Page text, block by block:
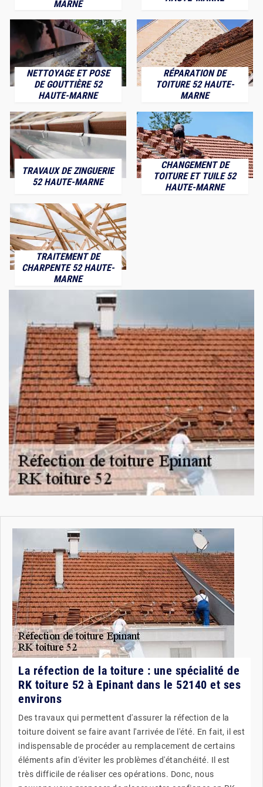
MARNE
NETTOYAGE ET POSE
DE GOUTTIÈRE 52
HAUTE-MARNE
RÉPARATION DE
TOITURE 52 HAUTE-
MARNE
TRAVAUX DE ZINGUERIE
52 HAUTE-MARNE
CHANGEMENT DE
TOITURE ET TUILE 52
HAUTE-MARNE
TRAITEMENT DE
CHARPENTE 52 HAUTE-
MARNE
La réfection de la toiture : une spécialité de
RK toiture 52 à Epinant dans le 52140 et ses
environs
Des travaux qui permettent d'assurer la réfection de la
toiture doivent se faire avant l'arrivée de l'été. En fait, il est
indispensable de procéder au remplacement de certains
éléments afin d'éviter les problèmes d'étanchéité. Il est
très difficile de réaliser ces opérations. Donc, nous